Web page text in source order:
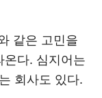
같은 고민을
온다. 심지어는
회사도 있다.